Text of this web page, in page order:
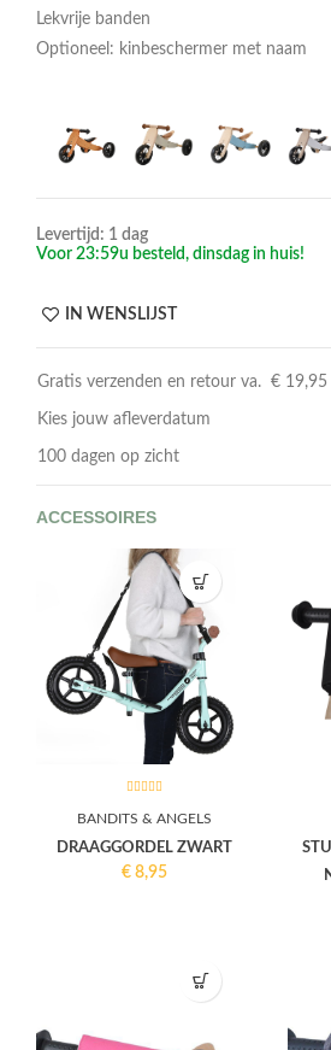
Lekvrije banden
Optioneel: kinbeschermer met naam
Levertijd: 1 dag
Voor 23:59u besteld, dinsdag in huis!
IN WENSLIJST
Gratis verzenden en retour va. € 19,95
Kies jouw afleverdatum
100 dagen op zicht
ACCESSOIRES
BANDITS & ANGELS
DRAAGGORDEL ZWART
€ 8,95